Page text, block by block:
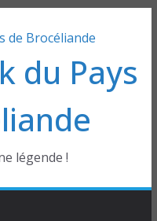
du Pays
légende !